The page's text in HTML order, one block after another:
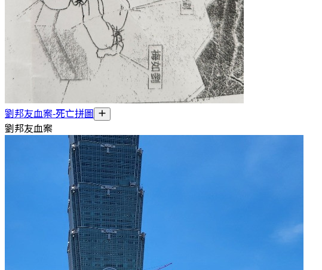
劉邦友血案-死亡拼圖
劉邦友血案